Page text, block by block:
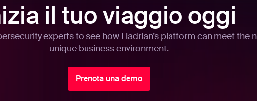
il tuo viaggio oggi
experts to see how Hadrian’s platform can meet the
unique business environment.
Prenota una demo